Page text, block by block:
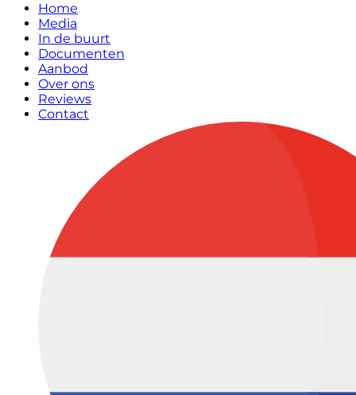
Home
Media
In de buurt
Documenten
Aanbod
Over ons
Reviews
Contact